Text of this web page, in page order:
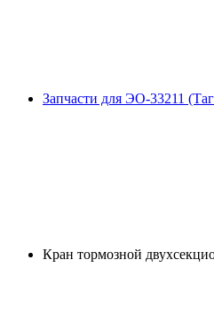
Запчасти для ЭО-33211
Кран тормозной